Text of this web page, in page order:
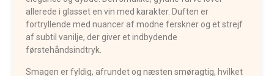
allerede i glasset en vin med karakter. Duften er
fortryllende med nuancer af modne ferskner og et strejf
af subtil vanilje, der giver et indbydende
førstehåndsindtryk.
Smagen er fyldig, afrundet og næsten smøragtig, hvilket